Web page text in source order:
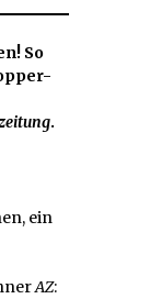
So
.
ein
AZ: